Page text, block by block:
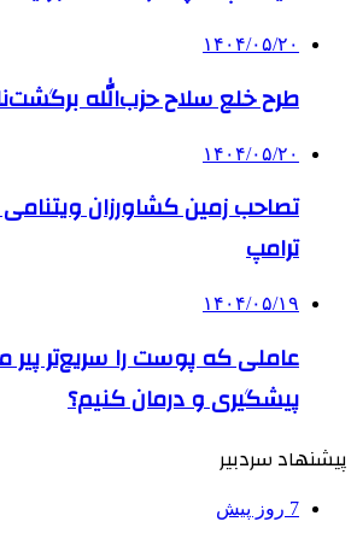
۱۴۰۴/۰۵/۲۰
طرح خلع سلاح حزب‌الله
۱۴۰۴/۰۵/۲۰
تصاحب زمین کشاورزان
ترامپ
۱۴۰۴/۰۵/۱۹
عاملی که پوست را سریع‌تر
پیشگیری و درمان کنیم؟
پیشنهاد سردبیر
7 روز پیش